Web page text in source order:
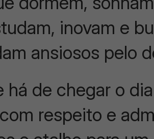
inovam e
ansiosos pelo
há de chegar o
respeito e